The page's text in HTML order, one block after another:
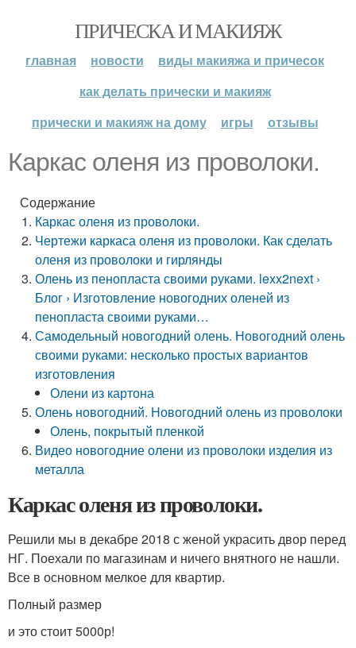
ПРИЧЕСКА И МАКИЯЖ
главная новости
виды макияжа и причесок
как делать прически и макияж
прически и макияж на дому
игры отзывы
Каркас оленя из проволоки.
Содержание
Каркас оленя из проволоки.
Чертежи каркаса оленя из проволоки. Как сделать
оленя из проволоки и гирлянды
Олень из пенопласта своими руками. lexx2next ›
Блог › Изготовление новогодних оленей из
пенопласта своими руками…
Самодельный новогодний олень. Новогодний олень
своими руками: несколько простых вариантов
изготовления
Олени из картона
Олень новогодний. Новогодний олень из проволоки
Олень, покрытый пленкой
Видео новогодние олени из проволоки изделия из
металла
Каркас оленя из проволоки.
Решили мы в декабре 2018 с женой украсить двор перед
НГ. Поехали по магазинам и ничего внятного не нашли.
Все в основном мелкое для квартир.
Полный размер
и это стоит 5000р!